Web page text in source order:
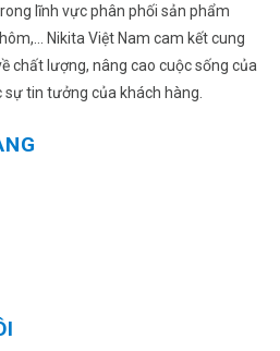
lĩnh vực phân phối sản phẩm
Nikita Việt Nam cam kết cung
chất lượng, nâng cao cuộc sống của
tin tưởng của khách hàng.